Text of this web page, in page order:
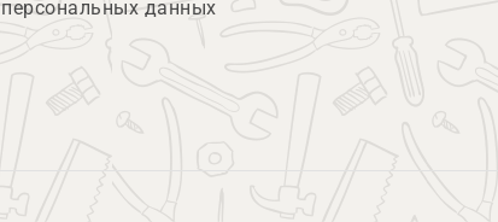
персональных данных